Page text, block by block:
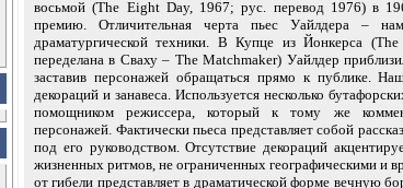
восьмой (The Eight Day, 1967; рус. перевод 1976) в
премию. Отличительная черта пьес Уайлдера –
драматургической техники. В Купце из Йонкерса
переделана в Сваху – The Matchmaker) Уайлдер
заставив персонажей обращаться прямо к публике.
декораций и занавеса. Используется несколько
помощником режиссера, который к тому же
персонажей. Фактически пьеса представляет собой
под его руководством. Отсутствие декораций
жизненных ритмов, не ограниченных географическими и
от гибели представляет в драматической форме вечную